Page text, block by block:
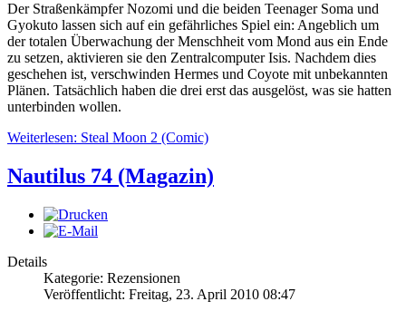
Der Straßenkämpfer Nozomi und die beiden Teenager Soma und
Gyokuto lassen sich auf ein gefährliches Spiel ein: Angeblich um
der totalen Überwachung der Menschheit vom Mond aus ein Ende
zu setzen, aktivieren sie den Zentralcomputer Isis. Nachdem dies
geschehen ist, verschwinden Hermes und Coyote mit unbekannten
Plänen. Tatsächlich haben die drei erst das ausgelöst, was sie hatten
unterbinden wollen.
Weiterlesen: Steal Moon 2 (Comic)
Nautilus 74 (Magazin)
Details
Kategorie: Rezensionen
Veröffentlicht: Freitag, 23. April 2010 08:47